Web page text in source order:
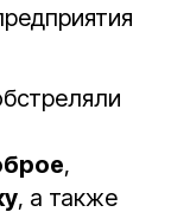
,
, а также